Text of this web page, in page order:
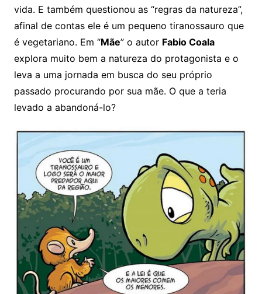
vida. E também questionou as “regras da natureza”,
afinal de contas ele é um pequeno tiranossauro que
é vegetariano. Em “Mãe” o autor Fabio Coala
explora muito bem a natureza do protagonista e o
leva a uma jornada em busca do seu próprio
passado procurando por sua mãe. O que a teria
levado a abandoná-lo?